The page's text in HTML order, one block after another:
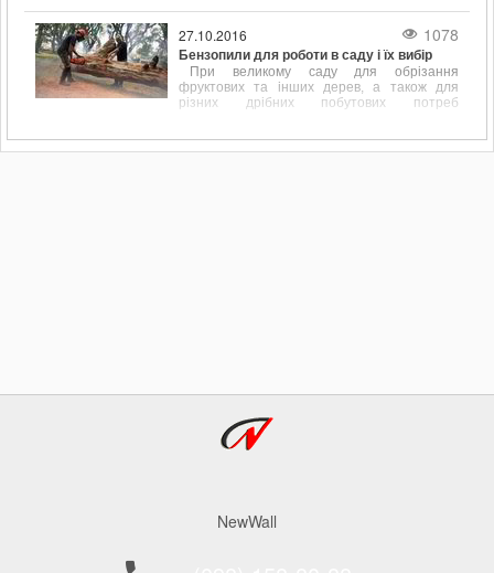
розміром потрібно враховувати.
27.10.2016 1078
Бензопили для роботи в саду і їх вибір
При великому саду для обрізання
фруктових та інших дерев, а також для
різних дрібних побутових потреб
для майбутнього паркану дуже до речі
NewWall